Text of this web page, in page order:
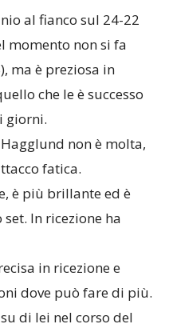
al fianco sul 24-22
momento non si fa
ma è preziosa in
che le è successo
giorni.
Hagglund non è molta,
fatica.
è più brillante ed è
In ricezione ha
in ricezione e
dove può fare di più.
di lei nel corso del